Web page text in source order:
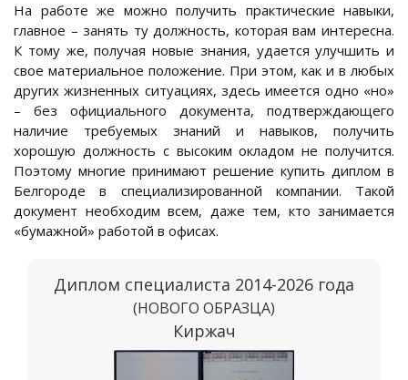
На работе же можно получить практические навыки,
главное – занять ту должность, которая вам интересна.
К тому же, получая новые знания, удается улучшить и
свое материальное положение. При этом, как и в любых
других жизненных ситуациях, здесь имеется одно «но»
– без официального документа, подтверждающего
наличие требуемых знаний и навыков, получить
хорошую должность с высоким окладом не получится.
Поэтому многие принимают решение купить диплом в
Белгороде в специализированной компании. Такой
документ необходим всем, даже тем, кто занимается
«бумажной» работой в офисах.
Диплом специалиста 2014-2026 года
(НОВОГО ОБРАЗЦА)
Киржач